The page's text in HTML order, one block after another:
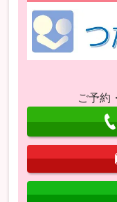
ご予約